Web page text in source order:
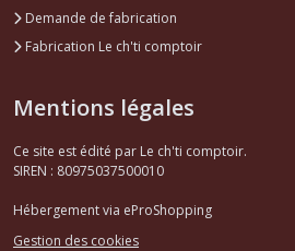
Demande de fabrication
Fabrication Le ch'ti comptoir
Mentions légales
Ce site est édité par Le ch'ti comptoir.
SIREN : 80975037500010
Hébergement via eProShopping
Gestion des cookies